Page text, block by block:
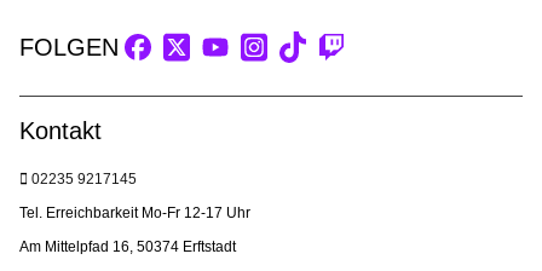
FOLGEN
Kontakt
02235 9217145
Tel. Erreichbarkeit Mo-Fr 12-17 Uhr
Am Mittelpfad 16, 50374 Erftstadt